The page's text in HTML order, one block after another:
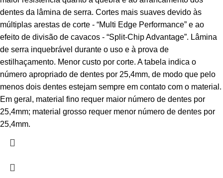
dentes da lâmina de serra. Cortes mais suaves devido às
múltiplas arestas de corte - “Multi Edge Performance” e ao
efeito de divisão de cavacos - “Split-Chip Advantage”. Lâmina
de serra inquebrável durante o uso e à prova de
estilhaçamento. Menor custo por corte. A tabela indica o
número apropriado de dentes por 25,4mm, de modo que pelo
menos dois dentes estejam sempre em contato com o material.
Em geral, material fino requer maior número de dentes por
25,4mm; material grosso requer menor número de dentes por
25,4mm.